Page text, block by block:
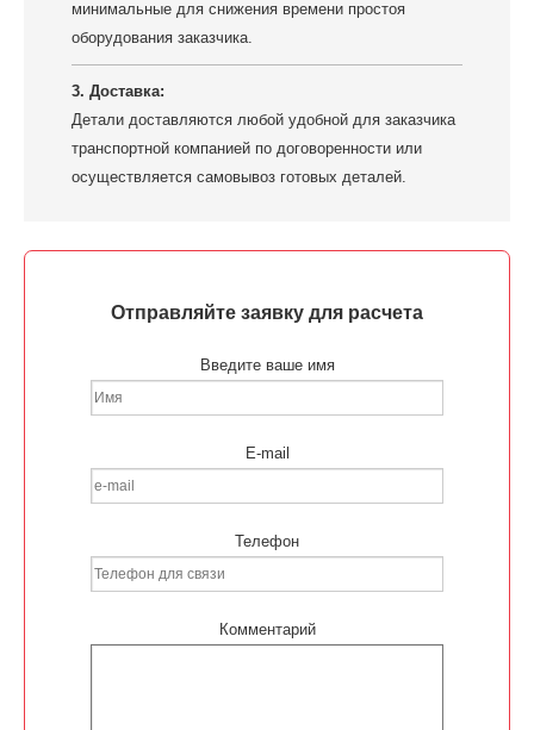
минимальные для снижения времени простоя
оборудования заказчика.
3. Доставка:
Детали доставляются любой удобной для заказчика
транспортной компанией по договоренности или
осуществляется самовывоз готовых деталей.
Отправляйте заявку для расчета
Введите ваше имя
E-mail
Телефон
Комментарий